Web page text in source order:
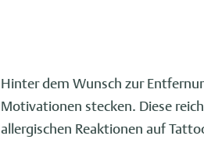
Hinter dem Wunsch zur
Motivationen stecken. Diese
allergischen Reaktionen auf